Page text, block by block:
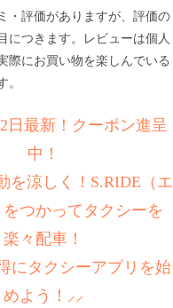
・評価がありますが、評価の
につきます。レビューは個人
際にお買い物を楽しんでいる
。
日最新！クーポン進呈
中！
を涼しく！S.RIDE（エ
つかってタクシーを
楽々配車！
にタクシーアプリを始
めよう！⸝⸝